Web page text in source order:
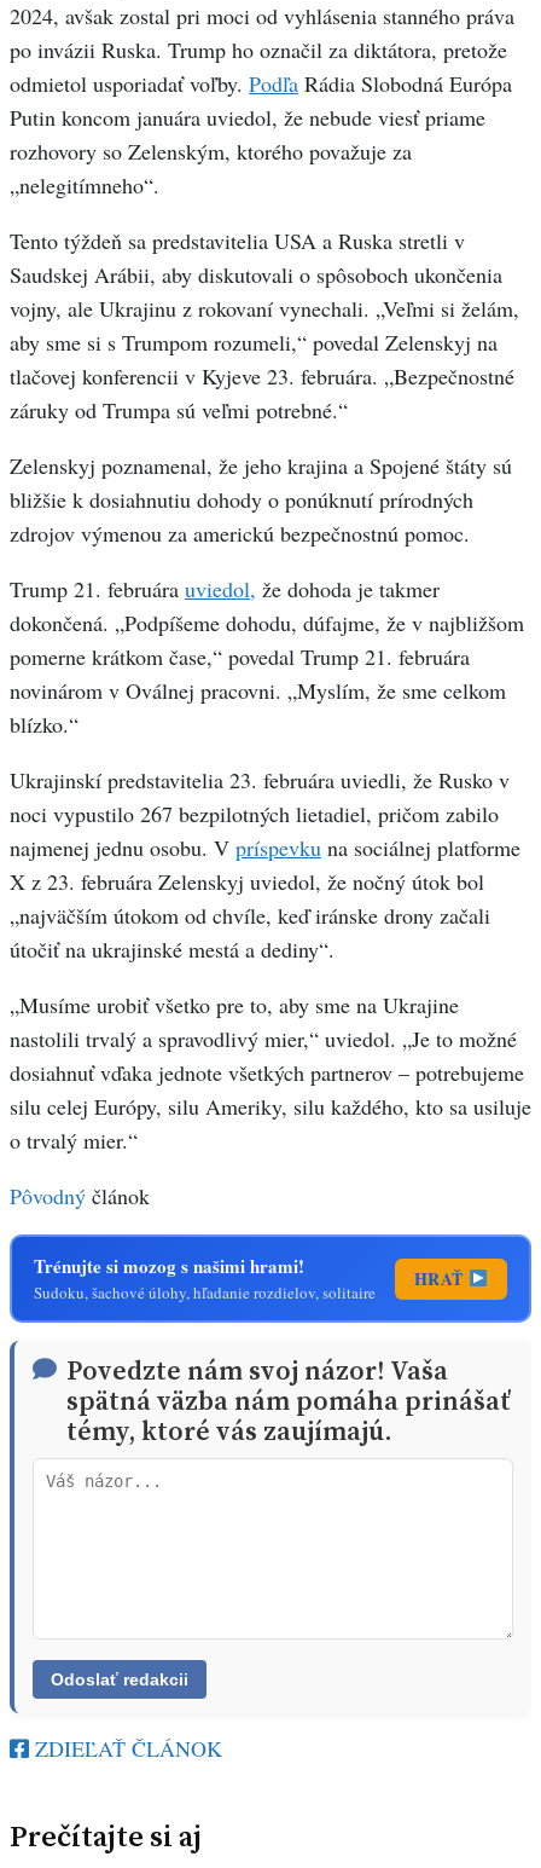
2024, avšak zostal pri moci od vyhlásenia stanného práva
po invázii Ruska. Trump ho označil za diktátora, pretože
odmietol usporiadať voľby. Podľa Rádia Slobodná Európa
Putin koncom januára uviedol, že nebude viesť priame
rozhovory so Zelenským, ktorého považuje za
„nelegitímneho“.
Tento týždeň sa predstavitelia USA a Ruska stretli v
Saudskej Arábii, aby diskutovali o spôsoboch ukončenia
vojny, ale Ukrajinu z rokovaní vynechali. „Veľmi si želám,
aby sme si s Trumpom rozumeli,“ povedal Zelenskyj na
tlačovej konferencii v Kyjeve 23. februára. „Bezpečnostné
záruky od Trumpa sú veľmi potrebné.“
Zelenskyj poznamenal, že jeho krajina a Spojené štáty sú
bližšie k dosiahnutiu dohody o ponúknutí prírodných
zdrojov výmenou za americkú bezpečnostnú pomoc.
Trump 21. februára uviedol, že dohoda je takmer
dokončená. „Podpíšeme dohodu, dúfajme, že v najbližšom
pomerne krátkom čase,“ povedal Trump 21. februára
novinárom v Oválnej pracovni. „Myslím, že sme celkom
blízko.“
Ukrajinskí predstavitelia 23. februára uviedli, že Rusko v
noci vypustilo 267 bezpilotných lietadiel, pričom zabilo
najmenej jednu osobu. V príspevku na sociálnej platforme
X z 23. februára Zelenskyj uviedol, že nočný útok bol
„najväčším útokom od chvíle, keď iránske drony začali
útočiť na ukrajinské mestá a dediny“.
„Musíme urobiť všetko pre to, aby sme na Ukrajine
nastolili trvalý a spravodlivý mier,“ uviedol. „Je to možné
dosiahnuť vďaka jednote všetkých partnerov – potrebujeme
silu celej Európy, silu Ameriky, silu každého, kto sa usiluje
o trvalý mier.“
Pôvodný článok
Trénujte si mozog s našimi hrami!
Sudoku, šachové úlohy, hľadanie rozdielov, solitaire
HRAŤ
Povedzte nám svoj názor! Vaša
spätná väzba nám pomáha prinášať
témy, ktoré vás zaujímajú.
ZDIEĽAŤ ČLÁNOK
Prečítajte si aj